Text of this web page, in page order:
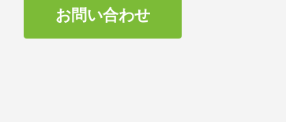
お問い合わせ